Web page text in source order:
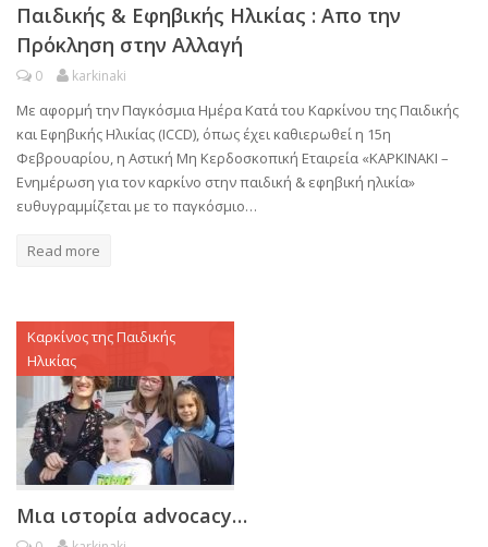
Παιδικής & Εφηβικής Ηλικίας : Απο την
Πρόκληση στην Αλλαγή
0 karkinaki
Με αφορμή την Παγκόσμια Ημέρα Κατά του Καρκίνου της Παιδικής
και Εφηβικής Ηλικίας (ICCD), όπως έχει καθιερωθεί η 15η
Φεβρουαρίου, η Αστική Μη Κερδοσκοπική Εταιρεία «ΚΑΡΚΙΝΑΚΙ –
Ενημέρωση για τον καρκίνο στην παιδική & εφηβική ηλικία»
ευθυγραμμίζεται με το παγκόσμιο…
Read more
Καρκίνος της Παιδικής
Ηλικίας
Μια ιστορία advocacy…